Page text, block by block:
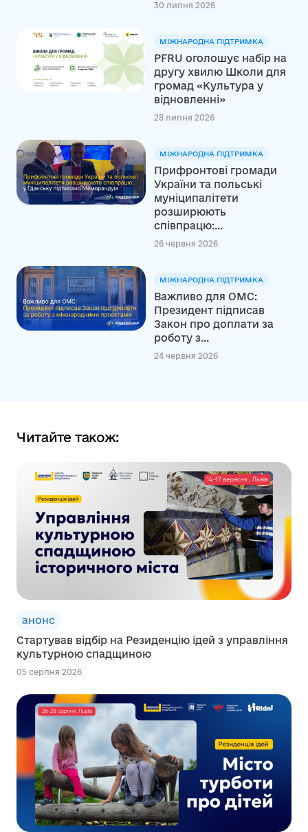
30 липня 2026
МІЖНАРОДНА ПІДТРИМКА
PFRU оголошує набір на
другу хвилю Школи для
громад «Культура у
відновленні»
28 липня 2026
МІЖНАРОДНА ПІДТРИМКА
Прифронтові громади
України та польські
муніципалітети
розширюють
співпрацю:...
26 червня 2026
МІЖНАРОДНА ПІДТРИМКА
Важливо для ОМС:
Президент підписав
Закон про доплати за
роботу з...
24 червня 2026
Читайте також:
анонс
Стартував відбір на Резиденцію ідей з управління
культурною спадщиною
05 серпня 2026